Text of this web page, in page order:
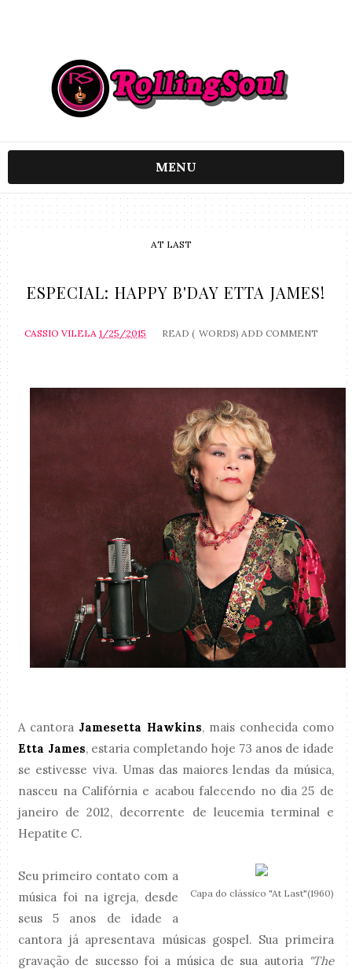
MENU
AT LAST
ESPECIAL: HAPPY B'DAY ETTA JAMES!
CASSIO VILELA 1/25/2015 READ ( WORDS) ADD COMMENT
A cantora Jamesetta Hawkins, mais conhecida como
Etta James, estaria completando hoje 73 anos de idade
se estivesse viva. Umas das maiores lendas da música,
nasceu na Califórnia e acabou falecendo no dia 25 de
janeiro de 2012, decorrente de leucemia terminal e
Hepatite C.
Capa do clássico "At Last"(1960)
Seu primeiro contato com a
música foi na igreja, desde
seus 5 anos de idade a
cantora já apresentava músicas gospel. Sua primeira
gravação de sucesso foi a música de sua autoria "The